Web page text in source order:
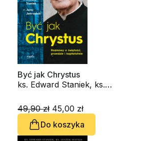
Być jak Chrystus
ks. Edward Staniek, ks.
49,90 zł 45,00 zł
Do koszyka